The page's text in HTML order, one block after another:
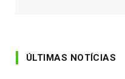
ÚLTIMAS NOTÍCIAS